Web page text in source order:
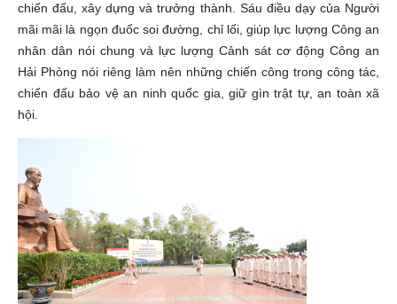
chiến đấu, xây dựng và trưởng thành. Sáu điều dạy của Người
mãi mãi là ngọn đuốc soi đường, chỉ lối, giúp lực lượng Công an
nhân dân nói chung và lực lượng Cảnh sát cơ động Công an
Hải Phòng nói riêng làm nên những chiến công trong công tác,
chiến đấu bảo vệ an ninh quốc gia, giữ gìn trật tự, an toàn xã
hội.